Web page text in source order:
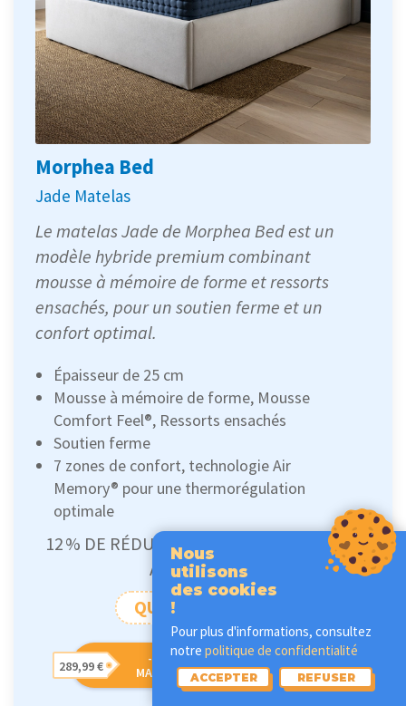
Morphea Bed
Jade Matelas
Le matelas Jade de Morphea Bed est un
modèle hybride premium combinant
mousse à mémoire de forme et ressorts
ensachés, pour un soutien ferme et un
confort optimal.
Épaisseur de 25 cm
Mousse à mémoire de forme, Mousse
Comfort Feel®, Ressorts ensachés
Soutien ferme
7 zones de confort, technologie Air
Memory® pour une thermorégulation
optimale
12 % DE RÉDUCTION SUPPLÉMENTAIRES
AVEC LE CODE
QUELMATELAS12
-40% MORPHEA BED
MATELAS PREMIUM JADE
289,99 €
Nous
utilisons
des cookies
!
Pour plus d'informations, consultez
notre politique de confidentialité
ACCEPTER REFUSER